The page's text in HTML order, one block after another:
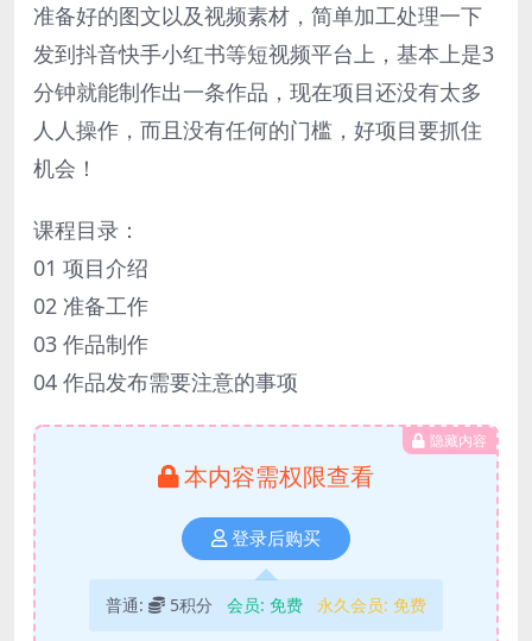
准备好的图文以及视频素材，简单加工处理一下
发到抖音快手小红书等短视频平台上，基本上是3
分钟就能制作出一条作品，现在项目还没有太多
人人操作，而且没有任何的门槛，好项目要抓住
机会！
课程目录：
01 项目介绍
02 准备工作
03 作品制作
04 作品发布需要注意的事项
隐藏内容
本内容需权限查看
登录后购买
普通: 5积分 会员: 免费 永久会员: 免费